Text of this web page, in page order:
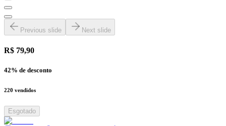
Previous slide Next slide
R$ 79,90
42% de desconto
220 vendidos
Esgotado